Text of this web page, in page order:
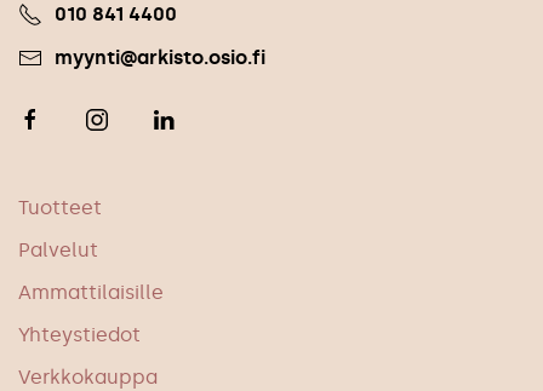
010 841 4400
myynti@arkisto.osio.fi
Tuotteet
Palvelut
Ammattilaisille
Yhteystiedot
Verkkokauppa